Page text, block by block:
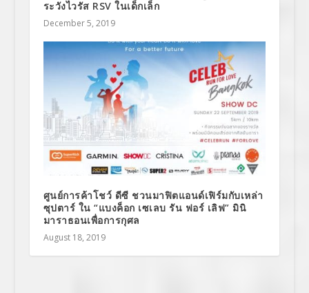
ระวังไวรัส RSV ในเด็กเล็ก
December 5, 2019
ศูนย์การค้าโชว์ ดีซี ชวนมาฟิตแอนด์เฟิร์มกับเหล่า
ซุปตาร์ ใน “แบงค็อก เซเลบ รัน ฟอร์ เลิฟ” มินิ
มาราธอนเพื่อการกุศล
August 18, 2019